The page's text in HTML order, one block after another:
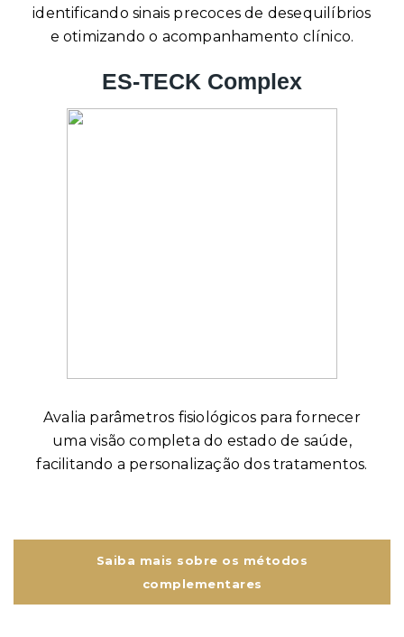
identificando sinais precoces de desequilíbrios
e otimizando o acompanhamento clínico.
ES-TECK Complex
Avalia parâmetros fisiológicos para fornecer
uma visão completa do estado de saúde,
facilitando a personalização dos tratamentos.
Saiba mais sobre os métodos
complementares